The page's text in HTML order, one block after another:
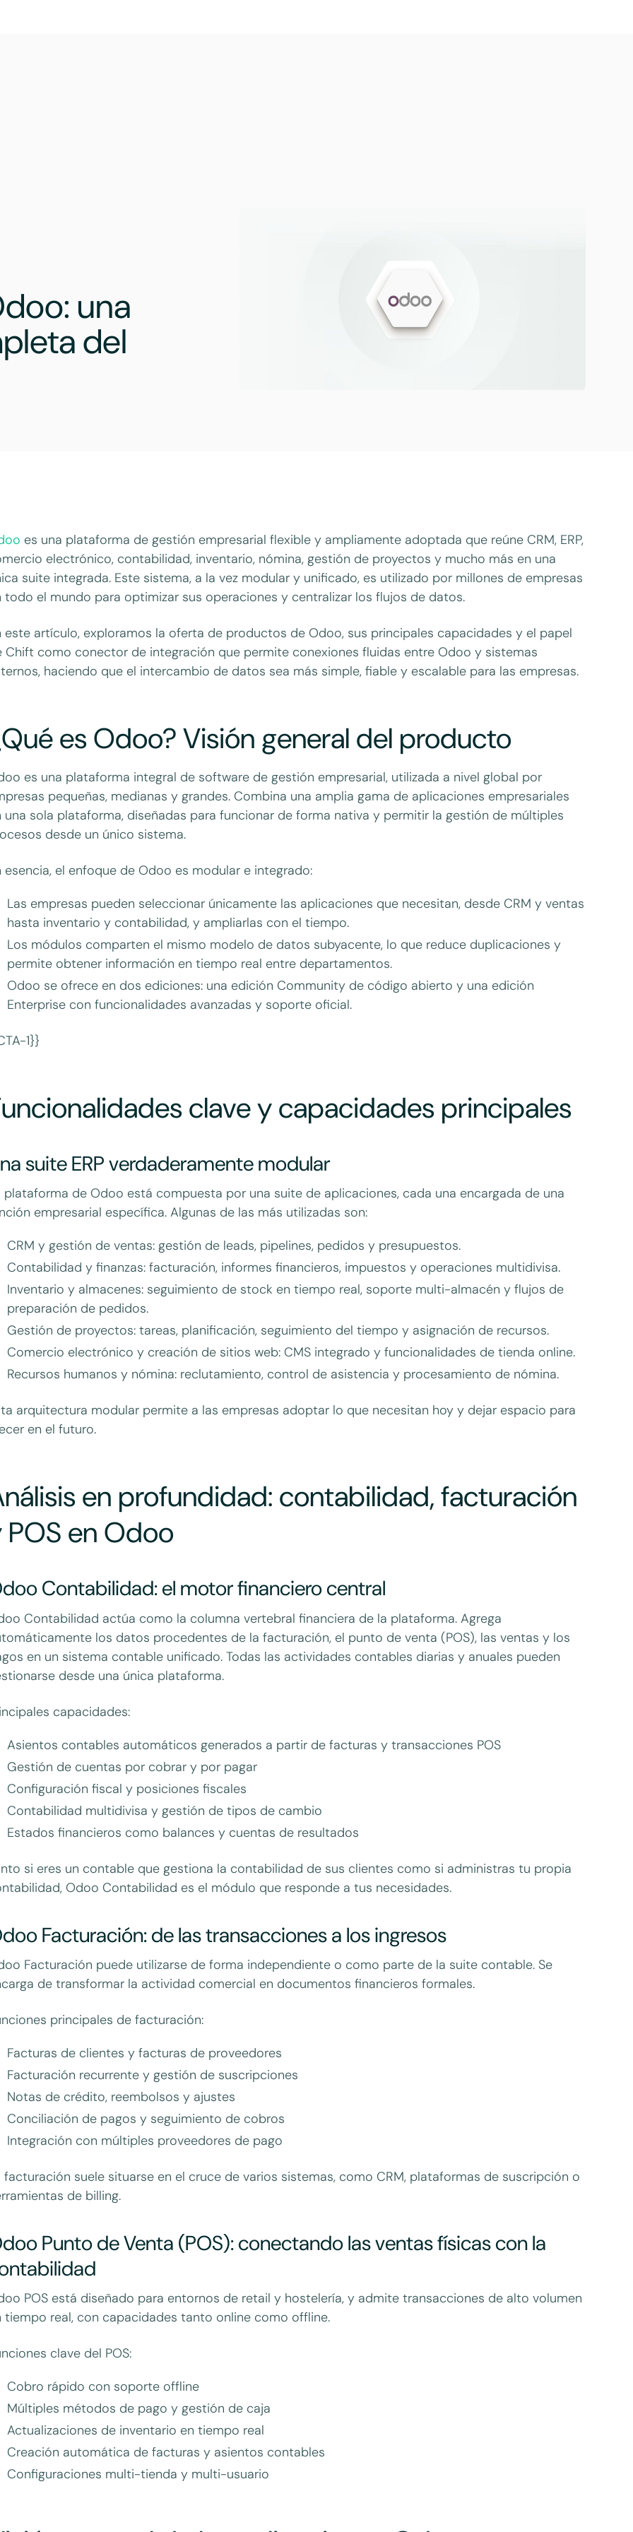
una
del
es una plataforma de gestión empresarial flexible y ampliamente adoptada que reúne CRM, ERP,
electrónico, contabilidad, inventario, nómina, gestión de proyectos y mucho más en una
suite integrada. Este sistema, a la vez modular y unificado, es utilizado por millones de empresas
todo el mundo para optimizar sus operaciones y centralizar los flujos de datos.
este artículo, exploramos la oferta de productos de Odoo, sus principales capacidades y el papel
Chift como conector de integración que permite conexiones fluidas entre Odoo y sistemas
haciendo que el intercambio de datos sea más simple, fiable y escalable para las empresas.
es Odoo? Visión general del producto
es una plataforma integral de software de gestión empresarial, utilizada a nivel global por
pequeñas, medianas y grandes. Combina una amplia gama de aplicaciones empresariales
una sola plataforma, diseñadas para funcionar de forma nativa y permitir la gestión de múltiples
desde un único sistema.
esencia, el enfoque de Odoo es modular e integrado:
Las empresas pueden seleccionar únicamente las aplicaciones que necesitan, desde CRM y ventas
hasta inventario y contabilidad, y ampliarlas con el tiempo.
Los módulos comparten el mismo modelo de datos subyacente, lo que reduce duplicaciones y
permite obtener información en tiempo real entre departamentos.
Odoo se ofrece en dos ediciones: una edición Community de código abierto y una edición
Enterprise con funcionalidades avanzadas y soporte oficial.
1}}
clave y capacidades principales
suite ERP verdaderamente modular
plataforma de Odoo está compuesta por una suite de aplicaciones, cada una encargada de una
empresarial específica. Algunas de las más utilizadas son:
CRM y gestión de ventas: gestión de leads, pipelines, pedidos y presupuestos.
Contabilidad y finanzas: facturación, informes financieros, impuestos y operaciones multidivisa.
Inventario y almacenes: seguimiento de stock en tiempo real, soporte multi-almacén y flujos de
preparación de pedidos.
Gestión de proyectos: tareas, planificación, seguimiento del tiempo y asignación de recursos.
Comercio electrónico y creación de sitios web: CMS integrado y funcionalidades de tienda online.
Recursos humanos y nómina: reclutamiento, control de asistencia y procesamiento de nómina.
arquitectura modular permite a las empresas adoptar lo que necesitan hoy y dejar espacio para
en el futuro.
en profundidad: contabilidad, facturación
POS en Odoo
Contabilidad: el motor financiero central
Contabilidad actúa como la columna vertebral financiera de la plataforma. Agrega
los datos procedentes de la facturación, el punto de venta (POS), las ventas y los
en un sistema contable unificado. Todas las actividades contables diarias y anuales pueden
desde una única plataforma.
capacidades:
Asientos contables automáticos generados a partir de facturas y transacciones POS
Gestión de cuentas por cobrar y por pagar
Configuración fiscal y posiciones fiscales
Contabilidad multidivisa y gestión de tipos de cambio
Estados financieros como balances y cuentas de resultados
si eres un contable que gestiona la contabilidad de sus clientes como si administras tu propia
Odoo Contabilidad es el módulo que responde a tus necesidades.
Facturación: de las transacciones a los ingresos
Facturación puede utilizarse de forma independiente o como parte de la suite contable. Se
de transformar la actividad comercial en documentos financieros formales.
principales de facturación:
Facturas de clientes y facturas de proveedores
Facturación recurrente y gestión de suscripciones
Notas de crédito, reembolsos y ajustes
Conciliación de pagos y seguimiento de cobros
Integración con múltiples proveedores de pago
facturación suele situarse en el cruce de varios sistemas, como CRM, plataformas de suscripción o
de billing.
Punto de Venta (POS): conectando las ventas físicas con la
POS está diseñado para entornos de retail y hostelería, y admite transacciones de alto volumen
tiempo real, con capacidades tanto online como offline.
clave del POS:
Cobro rápido con soporte offline
Múltiples métodos de pago y gestión de caja
Actualizaciones de inventario en tiempo real
Creación automática de facturas y asientos contables
Configuraciones multi-tienda y multi-usuario